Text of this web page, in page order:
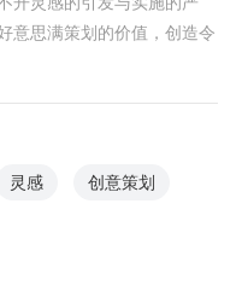
意思满策划的价值，创造令
灵感 创意策划